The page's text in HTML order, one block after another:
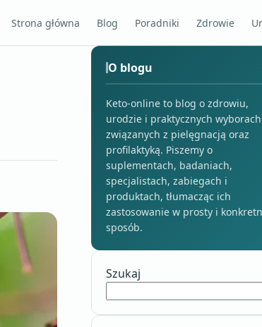
Strona główna Blog Poradniki Zdrowie
O blogu
Keto-online to blog o zdrowiu,
urodzie i praktycznych wyborach
związanych z pielęgnacją oraz
profilaktyką. Piszemy o
suplementach, badaniach,
specjalistach, zabiegach i
produktach, tłumacząc ich
zastosowanie w prosty i
sposób.
Szukaj